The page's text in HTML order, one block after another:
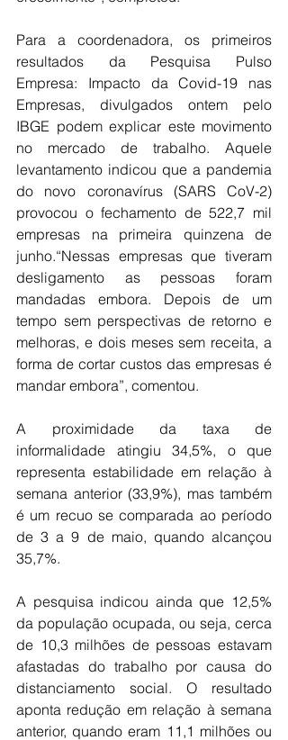
Para a coordenadora, os primeiros
resultados da Pesquisa Pulso
Empresa: Impacto da Covid-19 nas
Empresas, divulgados ontem pelo
IBGE podem explicar este movimento
no mercado de trabalho. Aquele
levantamento indicou que a pandemia
do novo coronavírus (SARS CoV-2)
provocou o fechamento de 522,7 mil
empresas na primeira quinzena de
junho.“Nessas empresas que tiveram
desligamento as pessoas foram
mandadas embora. Depois de um
tempo sem perspectivas de retorno e
melhoras, e dois meses sem receita, a
forma de cortar custos das empresas é
mandar embora”, comentou.
A proximidade da taxa de
informalidade atingiu 34,5%, o que
representa estabilidade em relação à
semana anterior (33,9%), mas também
é um recuo se comparada ao período
de 3 a 9 de maio, quando alcançou
35,7%.
A pesquisa indicou ainda que 12,5%
da população ocupada, ou seja, cerca
de 10,3 milhões de pessoas estavam
afastadas do trabalho por causa do
distanciamento social. O resultado
aponta redução em relação à semana
anterior, quando eram 11,1 milhões ou